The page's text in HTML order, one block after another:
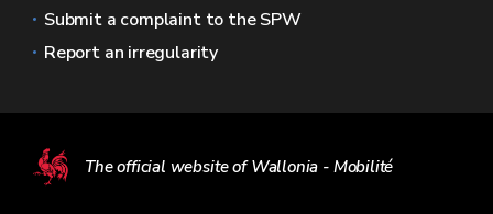
Submit a complaint to the SPW
Report an irregularity
The official website of Wallonia - Mobilité